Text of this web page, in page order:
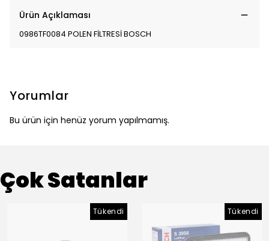
Ürün Açıklaması
0986TF0084 POLEN FİLTRESİ BOSCH
Yorumlar
Bu ürün için henüz yorum yapılmamış.
Çok Satanlar
Tükendi Tükendi